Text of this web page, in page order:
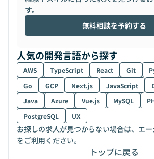
す。
無料相談を予約する
人気の開発言語から探す
AWS TypeScript React Git
Go
GCP Next.js JavaScript
Java
Azure Vue.js MySQL
PostgreSQL
UX
お探しの求人が見つからない場合は、エ
をご利用ください。
トップに戻る